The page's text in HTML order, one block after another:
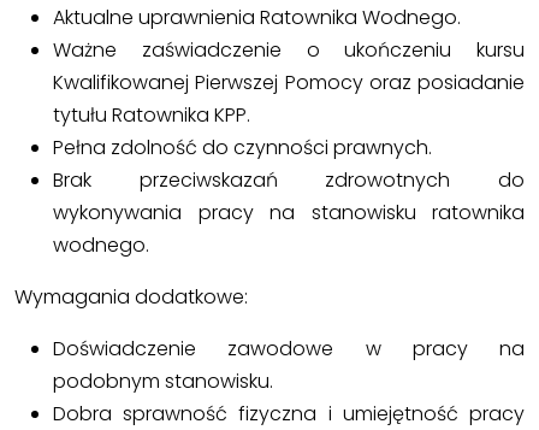
Aktualne uprawnienia Ratownika Wodnego.
Ważne zaświadczenie o ukończeniu kursu
Kwalifikowanej Pierwszej Pomocy oraz posiadanie
tytułu Ratownika KPP.
Pełna zdolność do czynności prawnych.
Brak przeciwskazań zdrowotnych do
wykonywania pracy na stanowisku ratownika
wodnego.
Wymagania dodatkowe:
Doświadczenie zawodowe w pracy na
podobnym stanowisku.
Dobra sprawność fizyczna i umiejętność pracy